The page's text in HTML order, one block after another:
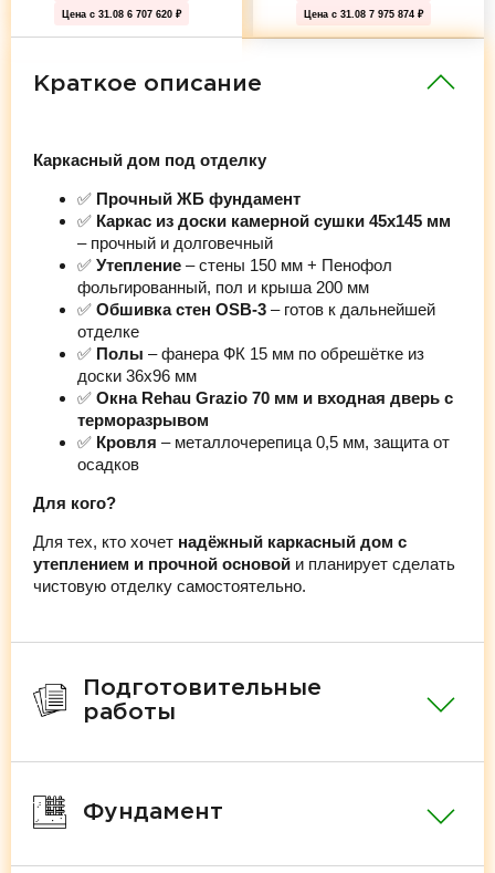
Цена с 31.08 6 707 620 ₽ Цена с 31.08 7 975 874 ₽
Краткое описание
Каркасный дом под отделку
✅ Прочный ЖБ фундамент
✅ Каркас из доски камерной сушки 45х145 мм
– прочный и долговечный
✅ Утепление – стены 150 мм + Пенофол
фольгированный, пол и крыша 200 мм
✅ Обшивка стен OSB-3 – готов к дальнейшей
отделке
✅ Полы – фанера ФК 15 мм по обрешётке из
доски 36х96 мм
✅ Окна Rehau Grazio 70 мм и входная дверь с
терморазрывом
✅ Кровля – металлочерепица 0,5 мм, защита от
осадков
Для кого?
Для тех, кто хочет надёжный каркасный дом с
утеплением и прочной основой и планирует сделать
чистовую отделку самостоятельно.
Подготовительные
работы
Фундамент